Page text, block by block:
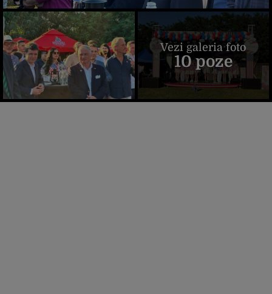
Vezi galeria foto
10 poze